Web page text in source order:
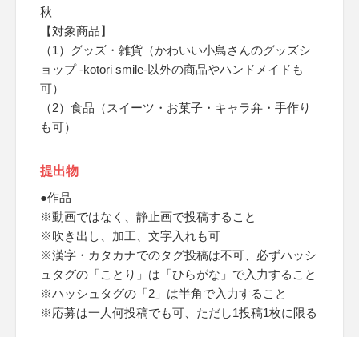
秋
【対象商品】
（1）グッズ・雑貨（かわいい小鳥さんのグッズシ
ョップ -kotori smile-以外の商品やハンドメイドも
可）
（2）食品（スイーツ・お菓子・キャラ弁・手作り
も可）
提出物
●作品
※動画ではなく、静止画で投稿すること
※吹き出し、加工、文字入れも可
※漢字・カタカナでのタグ投稿は不可、必ずハッシ
ュタグの「ことり」は「ひらがな」で入力すること
※ハッシュタグの「2」は半角で入力すること
※応募は一人何投稿でも可、ただし1投稿1枚に限る